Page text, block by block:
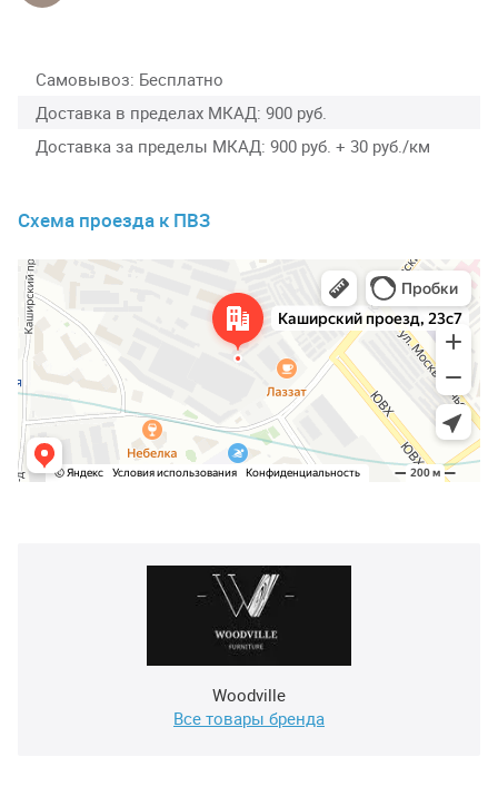
Самовывоз Бесплатно
Доставка в пределах МКАД 900 руб.
Доставка за пределы МКАД 900 руб. + 30 руб./км
Схема проезда к ПВЗ
Woodville
Все товары бренда